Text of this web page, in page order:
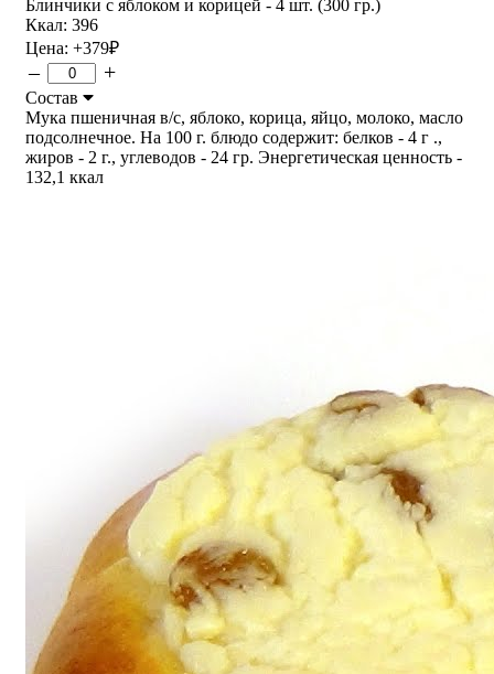
Блинчики с яблоком и корицей - 4 шт. (300 гр.)
Ккал: 396
Цена: +379₽
– +
Состав
Мука пшеничная в/с, яблоко, корица, яйцо, молоко, масло
подсолнечное. На 100 г. блюдо содержит: белков - 4 г .,
жиров - 2 г., углеводов - 24 гр. Энергетическая ценность -
132,1 ккал